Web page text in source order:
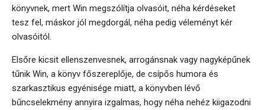
könyvnek, mert Win megszólítja olvasóit, néha kérdéseket
tesz fel, máskor jól megdorgál, néha pedig véleményt kér
olvasóitól.
Elsőre kicsit ellenszenvesnek, arrogánsnak vagy nagyképűnek
tűnik Win, a könyv főszereplője, de csípős humora és
szarkasztikus egyénisége miatt, a könyvben lévő
bűncselekmény annyira izgalmas, hogy néha nehéz kiigazodni